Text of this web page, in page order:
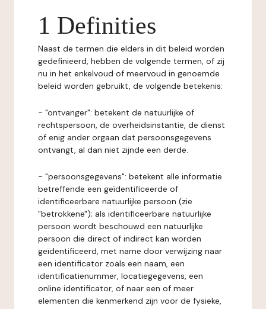
1 Definities
Naast de termen die elders in dit beleid worden
gedefinieerd, hebben de volgende termen, of zij
nu in het enkelvoud of meervoud in genoemde
beleid worden gebruikt, de volgende betekenis:
- "ontvanger": betekent de natuurlijke of
rechtspersoon, de overheidsinstantie, de dienst
of enig ander orgaan dat persoonsgegevens
ontvangt, al dan niet zijnde een derde.
- "persoonsgegevens": betekent alle informatie
betreffende een geïdentificeerde of
identificeerbare natuurlijke persoon (zie
"betrokkene"); als identificeerbare natuurlijke
persoon wordt beschouwd een natuurlijke
persoon die direct of indirect kan worden
geïdentificeerd, met name door verwijzing naar
een identificator zoals een naam, een
identificatienummer, locatiegegevens, een
online identificator, of naar een of meer
elementen die kenmerkend zijn voor de fysieke,